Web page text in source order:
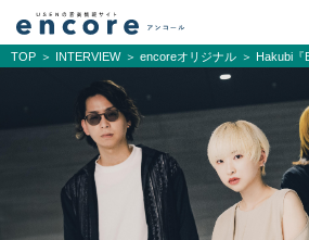
TOP INTERVIEW encoreオリジナル Hakubi